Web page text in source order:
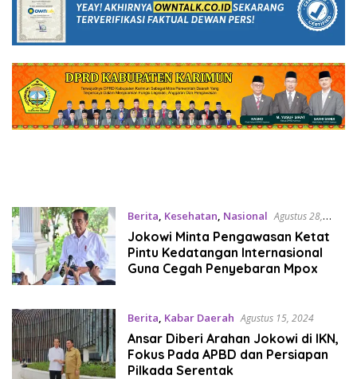
Berita Kesehatan Nasional Agustus 28,
2024
Jokowi Minta Pengawasan Ketat
Pintu Kedatangan Internasional
Guna Cegah Penyebaran Mpox
Berita, Kabar Daerah Agustus 15, 2024
Ansar Diberi Arahan Jokowi di IKN,
Fokus Pada APBD dan Persiapan
Pilkada Serentak